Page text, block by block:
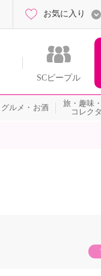
SCピープル
お気に入り
グルメ・お酒
旅・趣味
コレク